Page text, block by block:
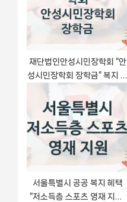
s
:
재단법인안성시민장학회 “안
성시민장학회 장학금” 복지 지
원 정책 – 지원 대상 및 신청
방법
서울특별시 공공 복지 혜택
“저소득층 스포츠 영재 지원”